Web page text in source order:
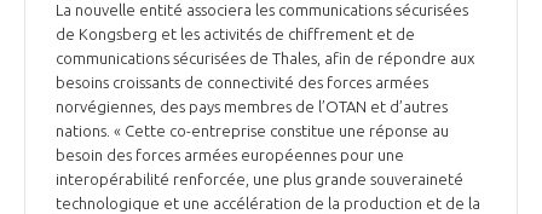
La nouvelle entité associera les communications sécurisées
de Kongsberg et les activités de chiffrement et de
communications sécurisées de Thales, afin de répondre aux
besoins croissants de connectivité des forces armées
norvégiennes, des pays membres de l’OTAN et d’autres
nations. « Cette co-entreprise constitue une réponse au
besoin des forces armées européennes pour une
interopérabilité renforcée, une plus grande souveraineté
technologique et une accélération de la production et de la